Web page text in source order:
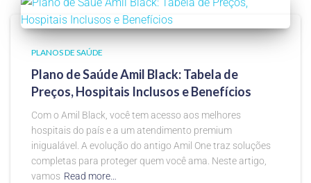
PLANOS DE SAÚDE
Plano de Saúde Amil Black: Tabela de
Preços, Hospitais Inclusos e Benefícios
Com o Amil Black, você tem acesso aos melhores
hospitais do país e a um atendimento premium
inigualável. A evolução do antigo Amil One traz soluções
completas para proteger quem você ama. Neste artigo,
vamos Read more…